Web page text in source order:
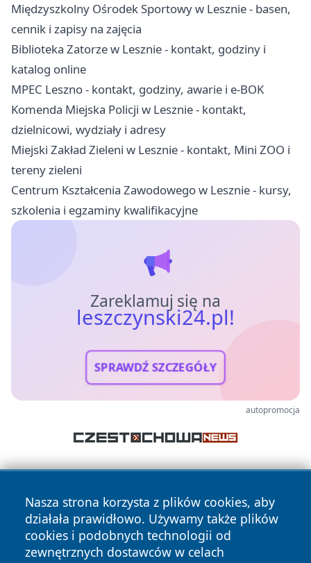
Międzyszkolny Ośrodek Sportowy w Lesznie - basen,
cennik i zapisy na zajęcia
Biblioteka Zatorze w Lesznie - kontakt, godziny i
katalog online
MPEC Leszno - kontakt, godziny, awarie i e-BOK
Komenda Miejska Policji w Lesznie - kontakt,
dzielnicowi, wydziały i adresy
Miejski Zakład Zieleni w Lesznie - kontakt, Mini ZOO i
tereny zieleni
Centrum Kształcenia Zawodowego w Lesznie - kursy,
szkolenia i egzaminy kwalifikacyjne
Zareklamuj się na
leszczynski24.pl!
SPRAWDŹ SZCZEGÓŁY
autopromocja
Nasza strona korzysta z plików cookies, aby
działała prawidłowo. Używamy także plików
cookies i podobnych technologii od
zewnętrznych dostawców w celach
Copyright © 2026 leszczynski24.pl Wszystkie prawa